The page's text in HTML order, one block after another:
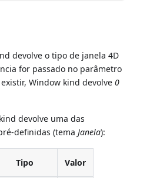
devolve o tipo de janela 4D
for passado no parâmetro
existir, Window kind devolve0
devolve uma das
definidas (temaJanela):
Tipo Valor